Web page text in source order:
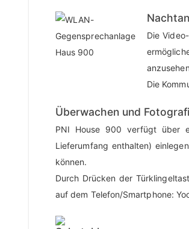
Die
Die
Überwachen und
PNI House 900 verfügt über
Lieferumfang enthalten)
können.
Durch Drücken der
auf dem Telefon/Smartphone: